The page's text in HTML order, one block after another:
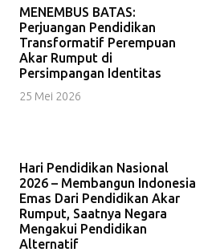
MENEMBUS BATAS:
Perjuangan Pendidikan
Transformatif Perempuan
Akar Rumput di
Persimpangan Identitas
25 Mei 2026
Hari Pendidikan Nasional
2026 – Membangun Indonesia
Emas Dari Pendidikan Akar
Rumput, Saatnya Negara
Mengakui Pendidikan
Alternatif